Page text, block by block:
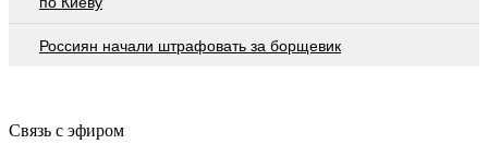
Россиян начали штрафовать за борщевик
Связь с эфиром